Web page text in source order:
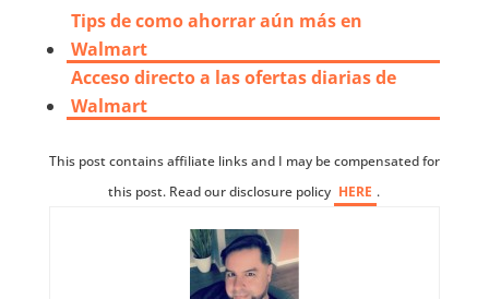
Tips de como ahorrar aún más en
Walmart
Acceso directo a las ofertas diarias de
Walmart
This post contains affiliate links and I may be compensated for
this post. Read our disclosure policy HERE .